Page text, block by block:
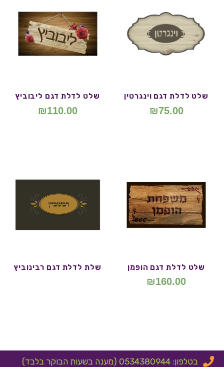
שלט לדלת דגם וינגרטין
₪75.00
שלט לדלת דגם ליבוביץ
₪110.00
שלט לדלת דגם הופמן
₪160.00
שלת לדלת דגם רבינוביץ
בטלפון: 0534380944 (מענה בשעות הבוקר בלבד)